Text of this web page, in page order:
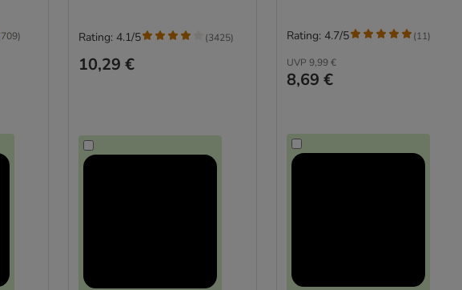
709)
10,29 €
Rating: 4.1/5 (3425)
UVP 9,99 €
8,69 €
Rating: 4.7/5 (11)